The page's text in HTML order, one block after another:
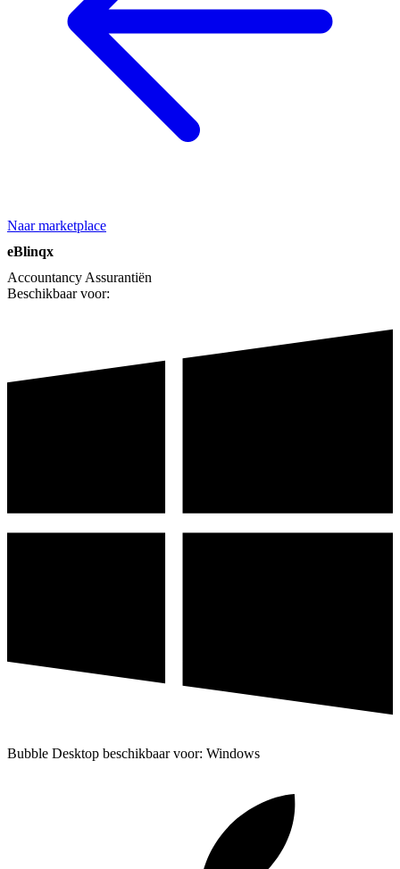
Naar marketplace
eBlinqx
Accountancy Assurantiën
Beschikbaar voor:
Bubble Desktop beschikbaar voor: Windows